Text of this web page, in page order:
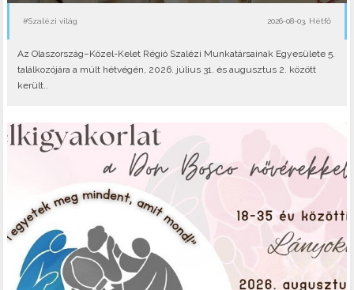
#Szalézi világ 2026-08-03, Hétfő
Az Olaszország–Közel-Kelet Régió Szalézi Munkatársainak Egyesülete 5.
találkozójára a múlt hétvégén, 2026. július 31. és augusztus 2. között
került..